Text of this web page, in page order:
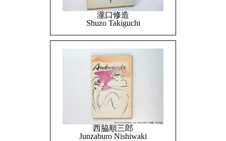
瀧口修造
Shuzo Takiguchi
西脇順三郎
Junzaburo Nishiwaki